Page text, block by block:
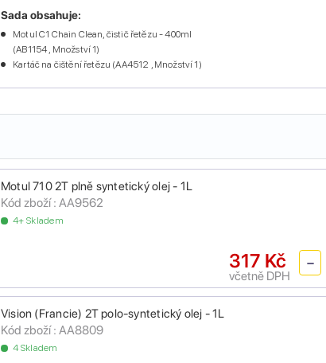
Sada obsahuje:
Motul C1 Chain Clean, čistič řetězu - 400ml
(AB1154 , Množství 1)
Kartáč na čištění řetězu (AA4512 , Množství 1)
Motul 710 2T plně syntetický olej - 1L
Kód zboží : AA9562
4+ Skladem
317 Kč
včetně DPH
Vision (Francie) 2T polo-syntetický olej - 1L
Kód zboží : AA8809
4 Skladem